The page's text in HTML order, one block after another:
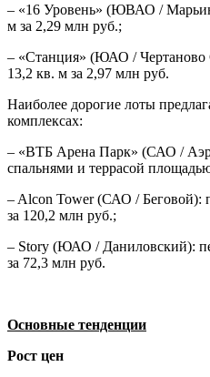
– «16 Уровень» (ЮВАО /
м за 2,29 млн руб.;
– «Станция» (ЮАО / Чертаново
13,2 кв. м за 2,97 млн руб.
Наиболее дорогие лоты
комплексах:
– «ВТБ Арена Парк» (САО /
спальнями и террасой
– Alcon Tower (САО / Беговой):
за 120,2 млн руб.;
– Story (ЮАО / Даниловский):
за 72,3 млн руб.
Основные тенденции
Рост цен